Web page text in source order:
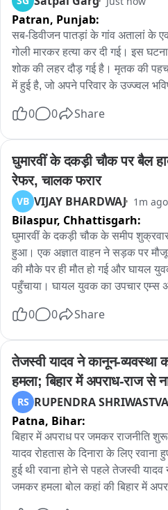
Patran, Punjab:
सब-डिवीजन पातड़ां के गांव अतालां के
गोली मारकर हत्या कर दी गई। इस
शोक की लहर दौड़ गई है। मृतक की
में हुई है, जो अपने परिवार के उज्ज्वल
परिवार की आर्थिक स्थिति सुधारने में
बताया था कि बहनों द्वारा भेजी गई
शगुन भी भेज दिया है। लेकिन इसके
खबर मिल गई। पिता बलवीर सिंह ने
करीब 55 लाख रुपये खर्च कर बेटे को
कड़ी मेहनत की और कमाई कर घर पैसे
भी की गई। परिजनों के अनुसार, जब दो
उन्होंने संपर्क करने की कोशिश की,
बाद विदेश में रह रहे रिश्तेदारों के
ने जांच के दौरान खुशकरणदीप सिंह का
पूर्व सरपंच बलवंत सिंह ने केंद्र सरकार
संस्कार गांव में किया जा सके。
0 0 Share
घुमारवीं के दकड़ी चौक पर बैल
रेफर, चालक फरार
VB VIJAY BHARDWAJ 1m ago
Bilaspur, Chhattisgarh:
घुमारवीं के दकड़ी चौक के समीप
हुआ। एक अज्ञात वाहन ने सड़क पर
की मौके पर ही मौत हो गई और घायल
पहुँचाया। घायल युवक का उपचार एम्स
सीसीटीवी फुटेज और एक वाहन के
चपेट में ले लिया। घुमारवीं पुलिस दोनों
जुटी है; पुलिस ने लापरवाही से वाहन
खिलाफ मामला दर्ज किया है.
0 0 Share
तेजस्वी यादव ने कानून-व्यवस्था
हमला; बिहार में अपराध-राज से
RS RUPENDRA SHRIWASTVA
Patna, Bihar:
बिहार में अपराध पर जमकर राजनीति
यादव रोहतास के दिनारा के लिए रवाना
हुई थी रवाना होने से पहले तेजस्वी
जमकर हमला बोल कहां की बिहार में